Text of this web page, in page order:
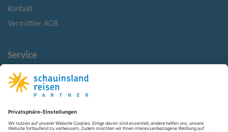
Kontakt
Vermittler AGB
Service
Reisehinweise
Reisemonitor
Rechtliches